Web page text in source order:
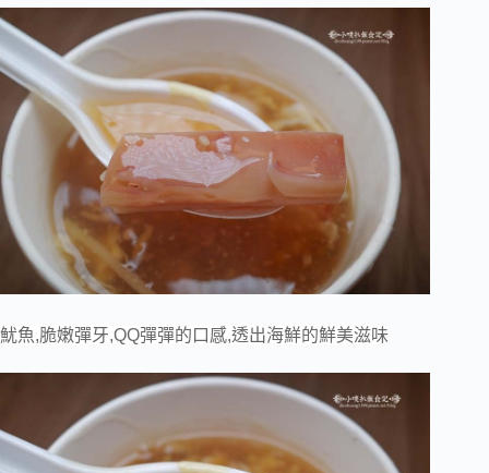
魷魚,脆嫩彈牙,QQ彈彈的口感,透出海鮮的鮮美滋味